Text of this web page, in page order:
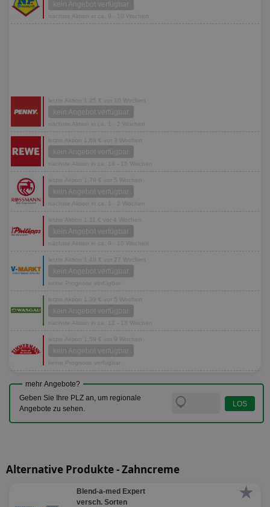
kein Angebot verfügbar
nächste Aktion in ca. 9 - 10 Wochen
letzte Aktion 1,25 € vor 10 Wochen
kein Angebot verfügbar
nächste Aktion in ca. 1 - 2 Wochen
letzte Aktion 1,69 € vor 3 Wochen
kein Angebot verfügbar
nächste Aktion in ca. 14 - 15 Wochen
letzte Aktion 1,79 € vor 5 Wochen
kein Angebot verfügbar
nächste Aktion in ca. 1 - 2 Wochen
letzte Aktion 1,11 € vor 4 Wochen
kein Angebot verfügbar
nächste Aktion in ca. 9 - 10 Wochen
letzte Aktion 1,49 € vor 27 Wochen
kein Angebot verfügbar
keine Prognose verfügbar
letzte Aktion 1,99 € vor 5 Wochen
kein Angebot verfügbar
nächste Aktion in ca. 12 - 13 Wochen
letzte Aktion 1,59 € vor 9 Wochen
kein Angebot verfügbar
keine Prognose verfügbar
mehr Angebote?
Geben Sie Ihre PLZ an, um regionale
Angebote zu sehen.
Alternative Produkte - Zahncreme
★
Blend-a-med Expert
versch. Sorten